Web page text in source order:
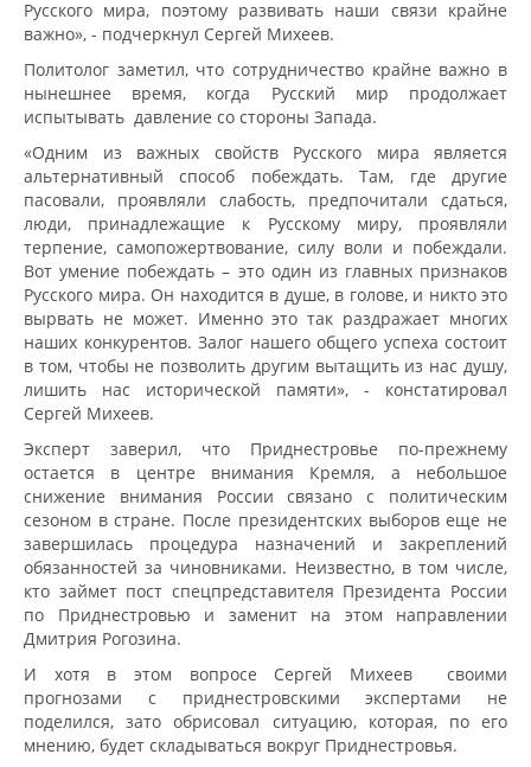
Русского мира, поэтому развивать наши связи крайне
важно», - подчеркнул Сергей Михеев.
Политолог заметил, что сотрудничество крайне важно в
нынешнее время, когда Русский мир продолжает
испытывать давление со стороны Запада.
«Одним из важных свойств Русского мира является
альтернативный способ побеждать. Там, где другие
пасовали, проявляли слабость, предпочитали сдаться,
люди, принадлежащие к Русскому миру, проявляли
терпение, самопожертвование, силу воли и побеждали.
Вот умение побеждать – это один из главных признаков
Русского мира. Он находится в душе, в голове, и никто это
вырвать не может. Именно это так раздражает многих
наших конкурентов. Залог нашего общего успеха состоит
в том, чтобы не позволить другим вытащить из нас душу,
лишить нас исторической памяти», - констатировал
Сергей Михеев.
Эксперт заверил, что Приднестровье по-прежнему
остается в центре внимания Кремля, а небольшое
снижение внимания России связано с политическим
сезоном в стране. После президентских выборов еще не
завершилась процедура назначений и закреплений
обязанностей за чиновниками. Неизвестно, в том числе,
кто займет пост спецпредставителя Президента России
по Приднестровью и заменит на этом направлении
Дмитрия Рогозина.
И хотя в этом вопросе Сергей Михеев своими
прогнозами с приднестровскими экспертами не
поделился, зато обрисовал ситуацию, которая, по его
мнению, будет складываться вокруг Приднестровья.